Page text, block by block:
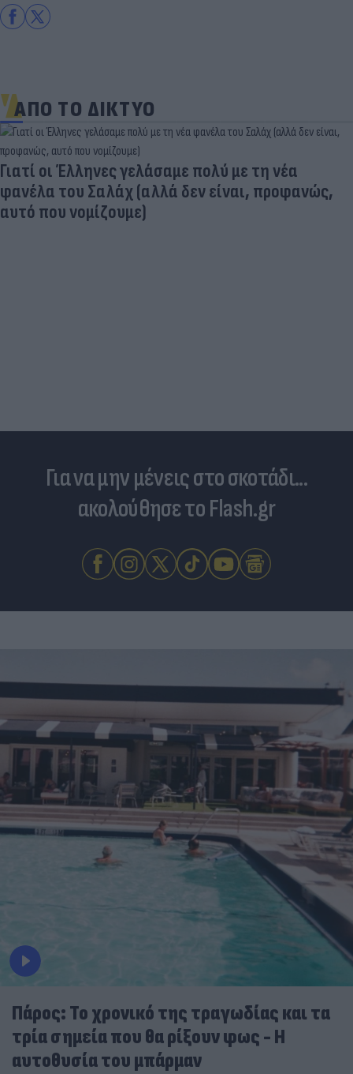
ΑΠΟ ΤΟ ΔΙΚΤΥΟ
Γιατί οι Έλληνες γελάσαμε πολύ με τη νέα
φανέλα του Σαλάχ (αλλά δεν είναι, προφανώς,
αυτό που νομίζουμε)
Για να μην μένεις στο σκοτάδι...
ακολούθησε το Flash.gr
Πάρος: Το χρονικό της τραγωδίας και τα
τρία σημεία που θα ρίξουν φως - Η
αυτοθυσία του μπάρμαν